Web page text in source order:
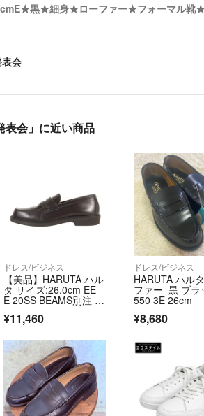
黒★細身★ローファー★フォーマル靴
会
会」に近い商品
ドレス/ビジネス
【美品】HARUTA ハル
タ サイズ:26.0cm EE
E 20SS BEAMS別注 B
S706X 防水レザー コ
インローファー ペニー
ク 黒 日本製 ブラン
ド シューズ 靴 コラボ
【メンズ】【中古】
¥11,460
ドレス/ビジネス
HARUTA ハル
ファー 黒 ブ
550 3E 26cm
¥8,680